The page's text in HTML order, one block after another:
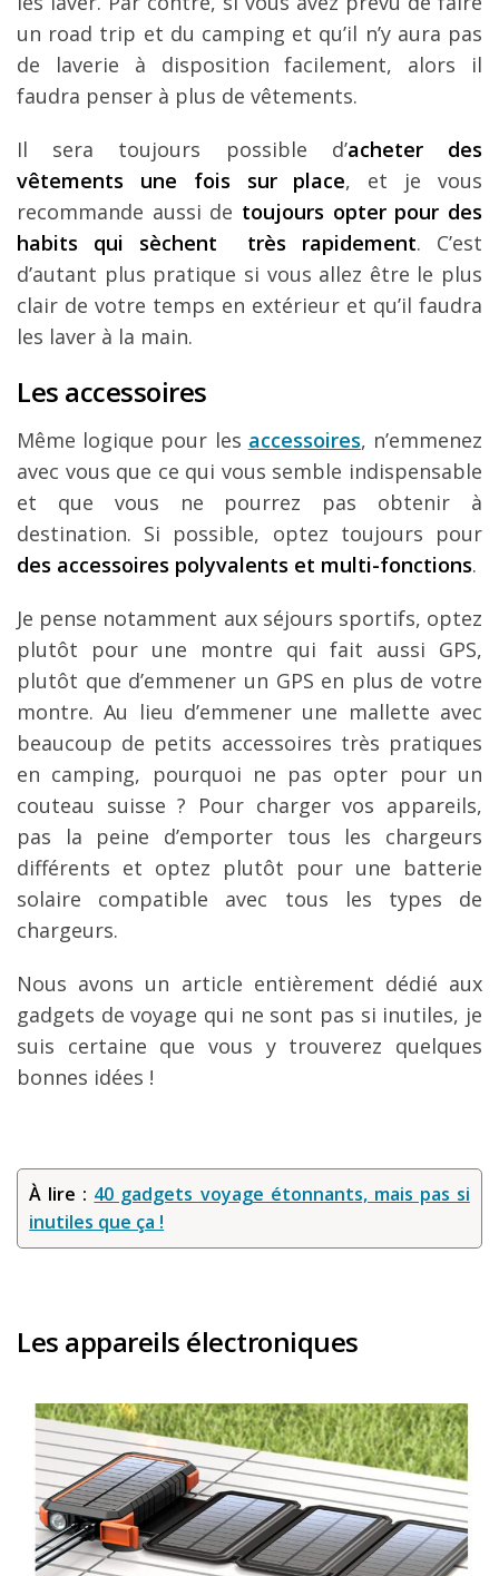
un road trip et du camping et qu’il n’y aura pas
de laverie à disposition facilement, alors il
faudra penser à plus de vêtements.
Il sera toujours possible d’acheter des
vêtements une fois sur place, et je vous
recommande aussi de toujours opter pour des
habits qui sèchent très rapidement. C’est
d’autant plus pratique si vous allez être le plus
clair de votre temps en extérieur et qu’il faudra
les laver à la main.
Les accessoires
Même logique pour les accessoires, n’emmenez
avec vous que ce qui vous semble indispensable
et que vous ne pourrez pas obtenir à
destination. Si possible, optez toujours pour
des accessoires polyvalents et multi-fonctions.
Je pense notamment aux séjours sportifs, optez
plutôt pour une montre qui fait aussi GPS,
plutôt que d’emmener un GPS en plus de votre
montre. Au lieu d’emmener une mallette avec
beaucoup de petits accessoires très pratiques
en camping, pourquoi ne pas opter pour un
couteau suisse ? Pour charger vos appareils,
pas la peine d’emporter tous les chargeurs
différents et optez plutôt pour une batterie
solaire compatible avec tous les types de
chargeurs.
Nous avons un article entièrement dédié aux
gadgets de voyage qui ne sont pas si inutiles, je
suis certaine que vous y trouverez quelques
bonnes idées !
À lire : 40 gadgets voyage étonnants, mais pas si
inutiles que ça !
Les appareils électroniques